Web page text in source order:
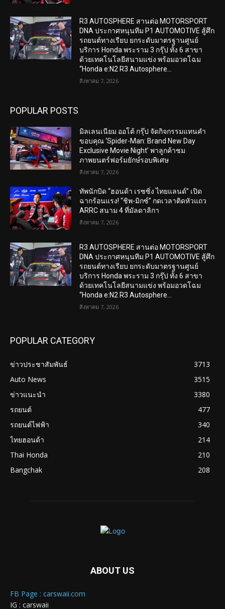
R3 AUTOSPHERE สานต่อ MOTORSPORT
DNA ประกาศหนุนทีม P1 AUTOMOTIVE สู้ศึก
รถยนต์ทางเรียบ ยกระดับมาตรฐานศูนย์
บริการ Honda พระราม 3 กรุ๊ป ทั้ง 6 สาขา
ด้วยเทคโนโลยีสนามแข่ง พร้อมอวดโฉม
“Honda e:N2 R3 Autosphere...
สิงหาคม 7, 2026
POPULAR POSTS
มิลเลนเนียม ออโต้ กรุ๊ป จัดกิจกรรมแทนคำ
ขอบคุณ ‘Spider-Man: Brand New Day
Exclusive Movie Night’ พาลูกค้าชม
ภาพยนตร์ฟอร์มยักษ์รอบพิเศษ
สิงหาคม 7, 2026
ทัพนักบิด “ฮอนด้า เรซซิ่ง ไทยแลนด์” เปิด
ฉากร้อนแรง! “ชิพ-มิกซ์” กดเวลาติดหัวแถว
ARRC สนาม 4 ที่มัลดาลิกา
สิงหาคม 7, 2026
R3 AUTOSPHERE สานต่อ MOTORSPORT
DNA ประกาศหนุนทีม P1 AUTOMOTIVE สู้ศึก
รถยนต์ทางเรียบ ยกระดับมาตรฐานศูนย์
บริการ Honda พระราม 3 กรุ๊ป ทั้ง 6 สาขา
ด้วยเทคโนโลยีสนามแข่ง พร้อมอวดโฉม
“Honda e:N2 R3 Autosphere...
สิงหาคม 7, 2026
POPULAR CATEGORY
ข่าวประชาสัมพันธ์
3713
Auto News
3515
ข่าวแนะนำ
3380
รถยนต์
477
รถยนต์ไฟฟ้า
340
ไทยฮอนด้า
214
Thai Honda
210
Bangchak
208
ABOUT US
FB Page : carswaii.com
IG : carswaii